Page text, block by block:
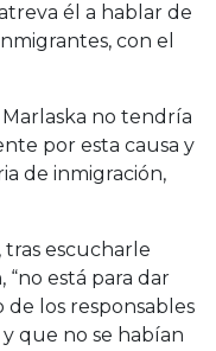
él a hablar de
con el
no tendría
por esta causa y
de inmigración,
tras escucharle
“no está para dar
de los responsables
que no se habían